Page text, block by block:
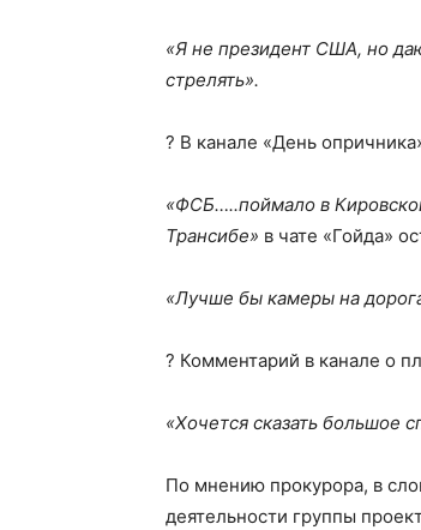
«Я не президент США, но
стрелять».
? В канале «День
«ФСБ…..поймало в
Трансибе» в чате «Гойда»
«Лучше бы камеры на
? Комментарий в канале о
«Хочется сказать большое
По мнению прокурора, в
деятельности группы